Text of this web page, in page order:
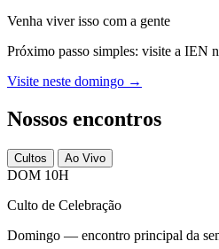
Venha viver isso com a gente
Próximo passo simples: visite a IEN
Visite neste domingo →
Nossos encontros
Cultos Ao Vivo
DOM 10H
Culto de Celebração
Domingo — encontro principal da